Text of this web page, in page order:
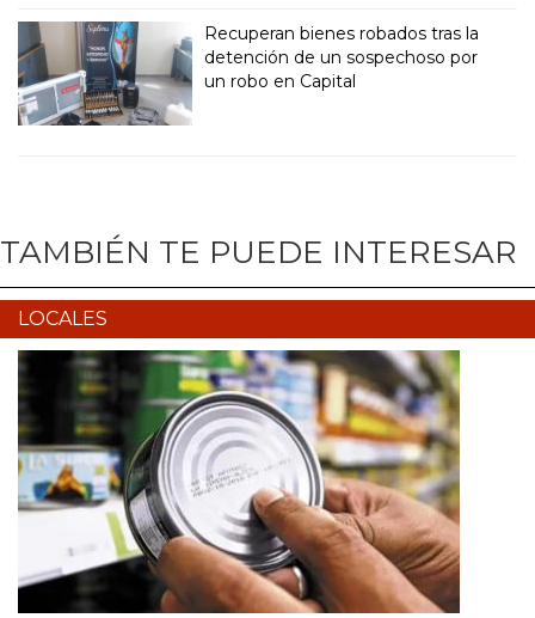
Recuperan bienes robados tras la
detención de un sospechoso por
un robo en Capital
TAMBIÉN TE PUEDE INTERESAR
LOCALES